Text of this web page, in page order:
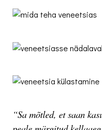
“Sa mõtled, et saan